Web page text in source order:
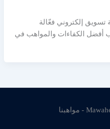
تسويق إلكتروني فعّالة
الكفاءات والمواهب في